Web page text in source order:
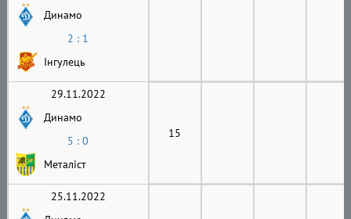
Динамо
2 : 1
Інгулець
29.11.2022
Динамо
5 : 0
Металіст
15
25.11.2022